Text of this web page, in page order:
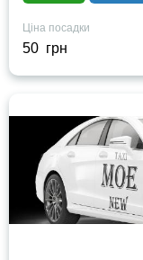
Ціна посадки
50 грн